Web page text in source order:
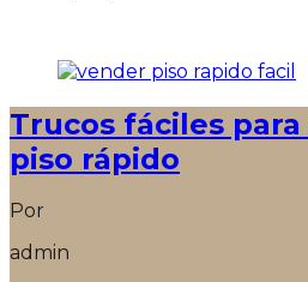
Trucos fáciles
piso rápido
Por
admin